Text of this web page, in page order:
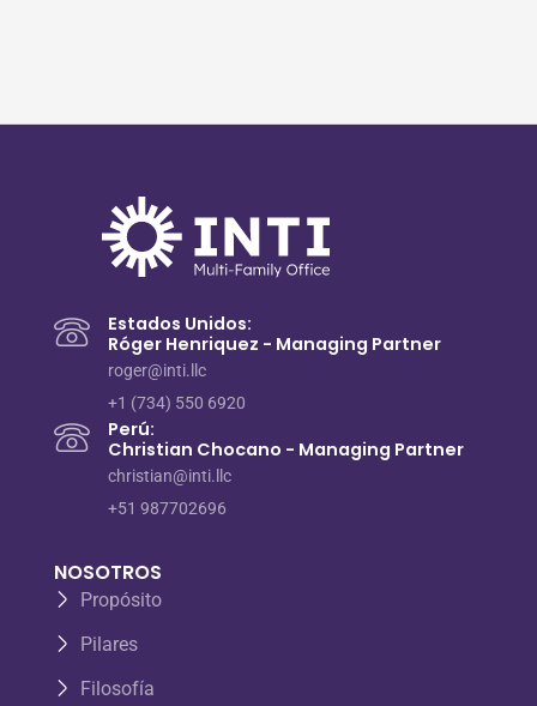
Estados Unidos:
Róger Henriquez - Managing Partner
roger@inti.llc
+1 (734) 550 6920
Perú:
Christian Chocano - Managing Partner
christian@inti.llc
+51 987702696
NOSOTROS
Propósito
Pilares
Filosofía